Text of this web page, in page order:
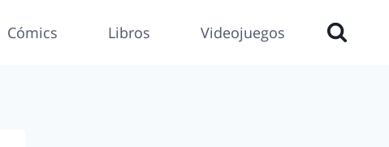
Cómics Libros Videojuegos